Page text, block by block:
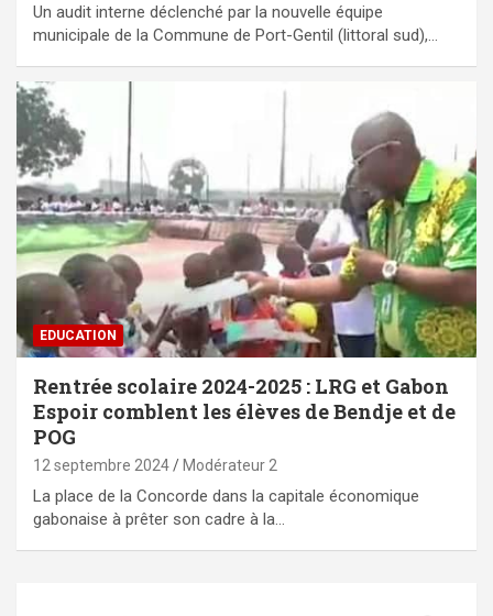
Un audit interne déclenché par la nouvelle équipe
municipale de la Commune de Port-Gentil (littoral sud),…
EDUCATION
Rentrée scolaire 2024-2025 : LRG et Gabon
Espoir comblent les élèves de Bendje et de
POG
12 septembre 2024 Modérateur 2
La place de la Concorde dans la capitale économique
gabonaise à prêter son cadre à la…